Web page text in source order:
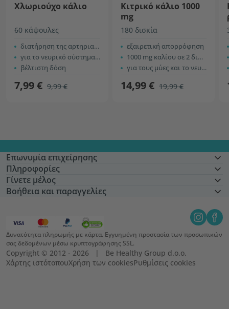
Χλωριούχο κάλιο
60 κάψουλες
διατήρηση της αρτηριακής πίεσης
για το νευρικό σύστημα και τους μύες
βέλτιστη δόση
7,99 € 9,99 €
Κιτρικό κάλιο 1000
mg
180 δισκία
εξαιρετική απορρόφηση
1000 mg καλίου σε 2 δισκία
για τους μύες και το νευρικό σύστημα
14,99 € 19,99 €
Επωνυμία επιχείρησης
Πληροφορίες
Γίνετε μέλος
Βοήθεια και παραγγελίες
Δυνατότητα πληρωμής με κάρτα. Εγγυημένη προστασία των προσωπικών
σας δεδομένων μέσω κρυπτογράφησης SSL.
Copyright © 2012 - 2026   |   Be Healthy Group d.o.o.
Χάρτης ιστότοπουΧρήση των cookiesΡυθμίσεις cookies